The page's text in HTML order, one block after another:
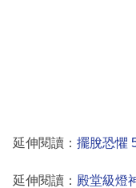
延伸閱讀： 擺脫恐懼
延伸閱讀： 殿堂級燈